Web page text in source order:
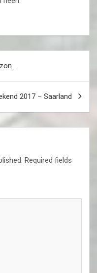
2017 – Saarland
Required fields